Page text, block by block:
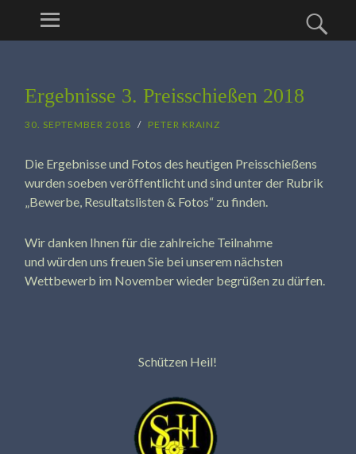
Menü
SPRINGENErgebnisse 3. Preisschießen 2018
30. SEPTEMBER 2018 / PETER KRAINZ
Die Ergebnisse und Fotos des heutigen Preisschießens
wurden soeben veröffentlicht und sind unter der Rubrik
„Bewerbe, Resultatslisten & Fotos“ zu finden.
Wir danken Ihnen für die zahlreiche Teilnahme
und würden uns freuen Sie bei unserem nächsten
Wettbewerb im November wieder begrüßen zu dürfen.
Schützen Heil!